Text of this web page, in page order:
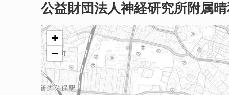
公益財団法人神経研究所附属
+
−